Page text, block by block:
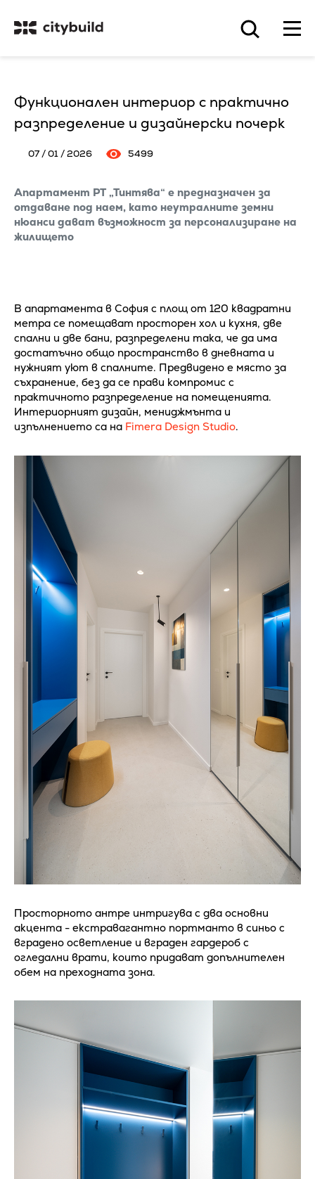
Функционален интериор с практично
разпределение и дизайнерски почерк
07 / 01 / 2026 5499
Апартамент РТ „Тинтява“ е предназначен за
отдаване под наем, като неутралните земни
нюанси дават възможност за персонализиране на
жилището
В апартамента в София с площ от 120 квадратни
метра се помещават просторен хол и кухня, две
спални и две бани, разпределени така, че да има
достатъчно общо пространство в дневната и
нужният уют в спалните. Предвидено е място за
съхранение, без да се прави компромис с
практичното разпределение на помещенията.
Интериорният дизайн, мениджмънта и
изпълнението са на Fimera Design Studio.
Просторното антре интригува с два основни
акцента - екстравагантно портманто в синьо с
вградено осветление и вграден гардероб с
огледални врати, които придават допълнителен
обем на преходната зона.